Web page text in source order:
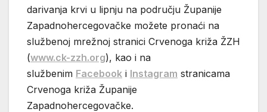
darivanja krvi u lipnju na području Županije
Zapadnohercegovačke možete pronaći na
službenoj mrežnoj stranici Crvenoga križa ŽZH
(www.ck-zzh.org), kao i na
službenim Facebook i Instagram stranicama
Crvenoga križa Županije
Zapadnohercegovačke.